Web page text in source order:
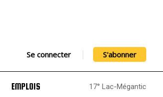
Se connecter S'abonner
EMPLOIS 17° Lac-Mégantic